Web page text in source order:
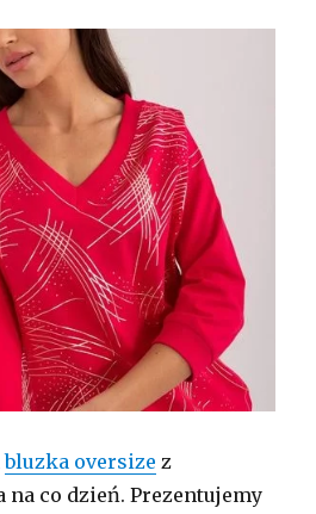
bluzka oversize z
co dzień. Prezentujemy